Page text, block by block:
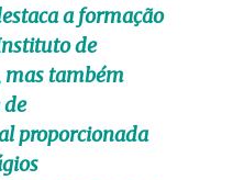
a formação
de
mas também
proporcionada